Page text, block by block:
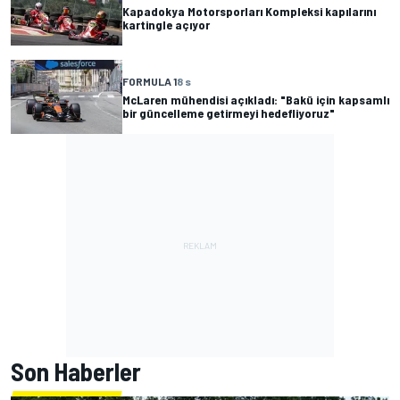
Kapadokya Motorsporları Kompleksi kapılarını
kartingle açıyor
FORMULA 18 s
McLaren mühendisi açıkladı: "Bakü için kapsamlı
bir güncelleme getirmeyi hedefliyoruz"
Son Haberler